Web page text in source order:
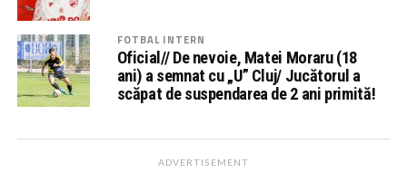
FOTBAL INTERN
Oficial// De nevoie, Matei Moraru (18
ani) a semnat cu „U” Cluj/ Jucătorul a
scăpat de suspendarea de 2 ani primită!
ADVERTISEMENT